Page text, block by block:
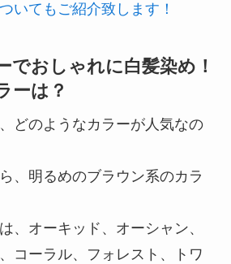
いてもご紹介致します！
でおしゃれに白髪染め！
ーは？
どのようなカラーが人気なの
、明るめのブラウン系のカラ
、オーキッド、オーシャン、
コーラル、フォレスト、トワ